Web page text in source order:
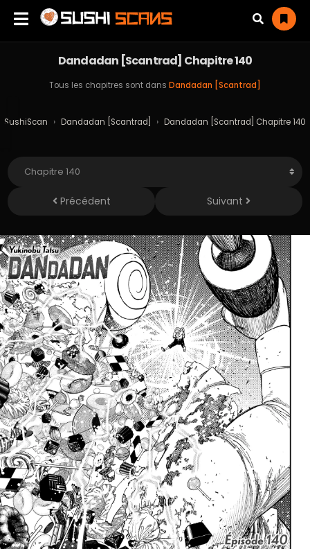
Dandadan [Scantrad] Chapitre 140
Tous les chapitres sont dans Dandadan [Scantrad]
SushiScan › Dandadan [Scantrad] › Dandadan [Scantrad] Chapitre 140
Précédent Suivant